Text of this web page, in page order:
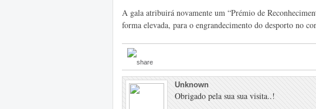
A gala atribuirá novamente um “Prémio de
forma elevada, para o engrandecimento do desporto no
Unknown
Obrigado pela sua sua visita..!